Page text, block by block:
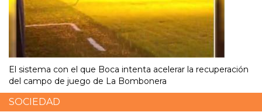
El sistema con el que Boca intenta acelerar la recuperación
del campo de juego de La Bombonera
SOCIEDAD